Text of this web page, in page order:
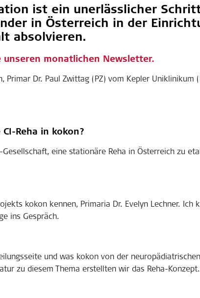
ist ein unerlässlicher
in Österreich in der
absolvieren.
unseren monatlichen Newsletter.
Primar Dr. Paul Zwittag (PZ) vom Kepler Uniklinikum
Reha in kokon?
eine stationäre Reha in Österreich zu
kokon kennen, Primaria Dr. Evelyn Lechner. Ich
ins Gespräch.
und was kokon von der
zu diesem Thema erstellten wir das Reha-Konzept.